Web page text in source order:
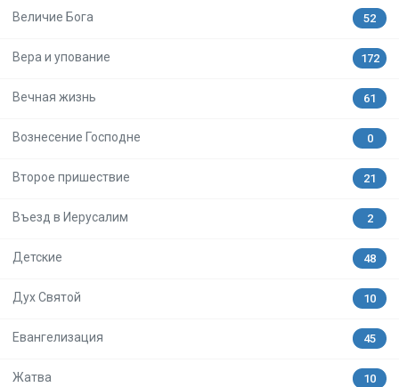
Величие Бога 52
Вера и упование 172
Вечная жизнь 61
Вознесение Господне 0
Второе пришествие 21
Въезд в Иерусалим 2
Детские 48
Дух Святой 10
Евангелизация 45
Жатва 10